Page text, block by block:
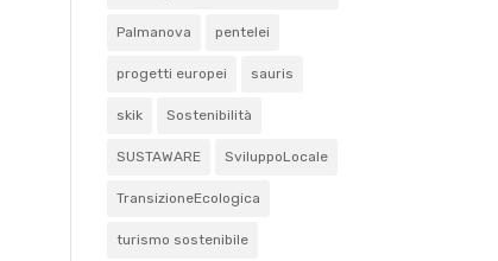
Palmanova pentelei
progetti europei sauris
skik Sostenibilità
SUSTAWARE SviluppoLocale
TransizioneEcologica
turismo sostenibile